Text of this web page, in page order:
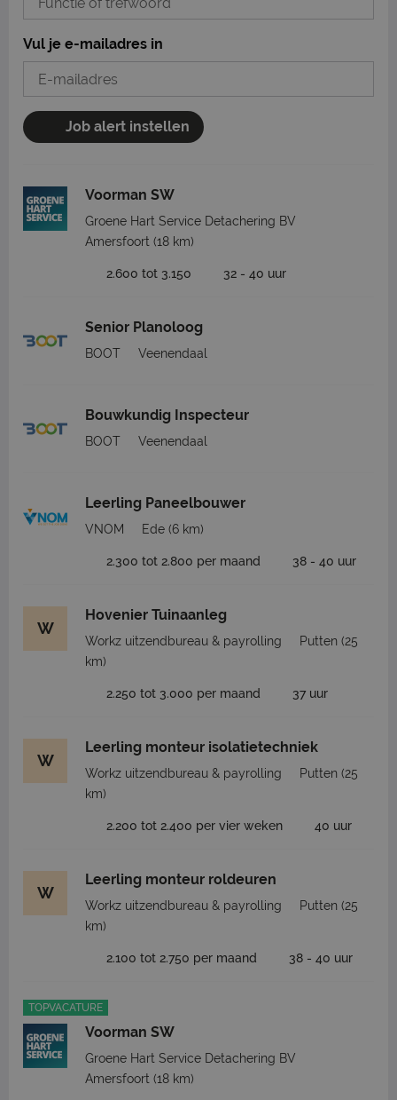
Vul je e-mailadres in
Job alert instellen
Voorman SW
Groene Hart Service Detachering BV
Amersfoort (18 km)
2.600 tot 3.150 32 - 40 uur
Senior Planoloog
BOOT Veenendaal
Bouwkundig Inspecteur
BOOT Veenendaal
Leerling Paneelbouwer
VNOM Ede (6 km)
2.300 tot 2.800 per maand 38 - 40 uur
W
Hovenier Tuinaanleg
Workz uitzendbureau & payrolling Putten (25
km)
2.250 tot 3.000 per maand 37 uur
W
Leerling monteur isolatietechniek
Workz uitzendbureau & payrolling Putten (25
km)
2.200 tot 2.400 per vier weken 40 uur
W
Leerling monteur roldeuren
Workz uitzendbureau & payrolling Putten (25
km)
2.100 tot 2.750 per maand 38 - 40 uur
TOPVACATURE
Voorman SW
Groene Hart Service Detachering BV
Amersfoort (18 km)